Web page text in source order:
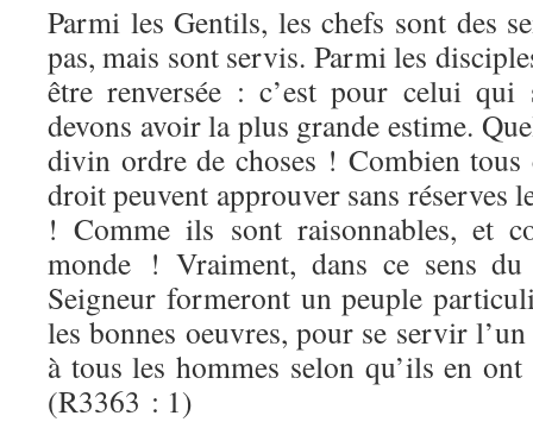
Parmi les Gentils, les chefs sont des
pas, mais sont servis. Parmi les
être renversée : c’est pour celui
devons avoir la plus grande estime.
divin ordre de choses ! Combien
droit peuvent approuver sans réserves
! Comme ils sont raisonnables, et
monde ! Vraiment, dans ce sens
Seigneur formeront un peuple
les bonnes oeuvres, pour se servir
à tous les hommes selon qu’ils en
(R3363 : 1)